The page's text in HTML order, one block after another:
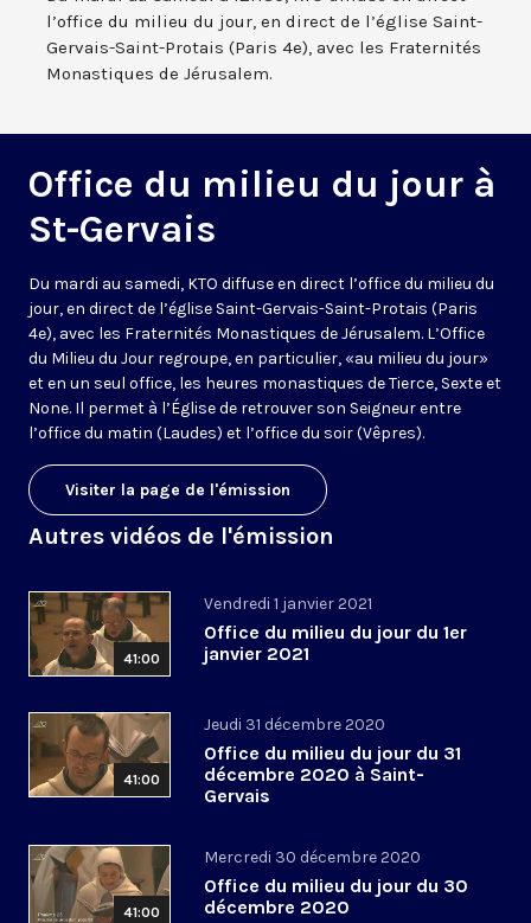
l’office du milieu du jour, en direct de l’église Saint-
Gervais-Saint-Protais (Paris 4e), avec les Fraternités
Monastiques de Jérusalem.
Office du milieu du jour à
St-Gervais
Du mardi au samedi, KTO diffuse en direct l’office du milieu du
jour, en direct de l’église Saint-Gervais-Saint-Protais (Paris
4e), avec les Fraternités Monastiques de Jérusalem. L’Office
du Milieu du Jour regroupe, en particulier, «au milieu du jour»
et en un seul office, les heures monastiques de Tierce, Sexte et
None. Il permet à l’Église de retrouver son Seigneur entre
l’office du matin (Laudes) et l’office du soir (Vêpres).
Visiter la page de l'émission
Autres vidéos de l'émission
41:00
Vendredi 1 janvier 2021
Office du milieu du jour du 1er
janvier 2021
41:00
Jeudi 31 décembre 2020
Office du milieu du jour du 31
décembre 2020 à Saint-
Gervais
41:00
Mercredi 30 décembre 2020
Office du milieu du jour du 30
décembre 2020